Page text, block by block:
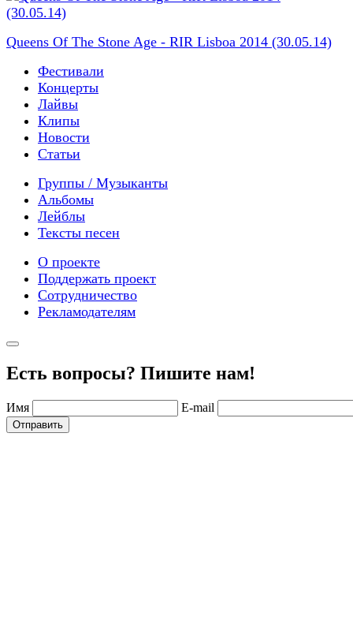
Queens Of The Stone Age - RIR Lisboa 2014 (30.05.14)
Фестивали
Концерты
Лайвы
Клипы
Новости
Статьи
Группы / Музыканты
Альбомы
Лейблы
Тексты песен
О проекте
Поддержать проект
Сотрудничество
Рекламодателям
Есть вопросы? Пишите нам!
Имя E-mail